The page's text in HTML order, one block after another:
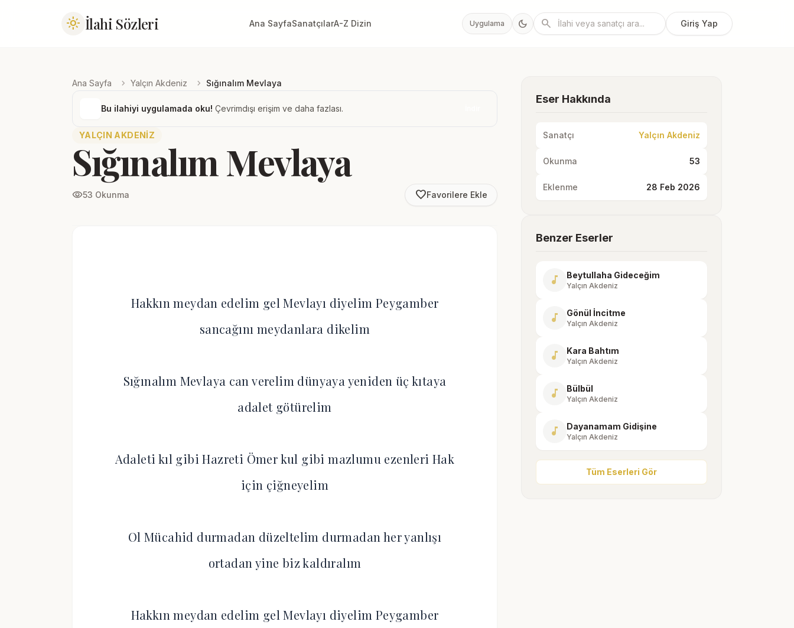
light_mode İlahi Sözleri Ana SayfaSanatçılarA-Z Dizin Uygulama dark_mode search Giriş Yap
Ana Sayfa chevron_right Yalçın Akdeniz chevron_right Sığınalım Mevlaya
Bu ilahiyi uygulamada oku! Çevrimdışı erişim ve daha fazlası.
YALÇIN AKDENIZ
Sığınalım Mevlaya
visibility53 Okunma favorite_borderFavorilere Ekle
Hakkın meydan edelim gel Mevlayı diyelim Peygamber
sancağını meydanlara dikelim
Sığınalım Mevlaya can verelim dünyaya yeniden üç kıtaya
adalet götürelim
Adaleti kıl gibi Hazreti Ömer kul gibi mazlumu ezenleri Hak
için çiğneyelim
Ol Mücahid durmadan düzeltelim durmadan her yanlışı
ortadan yine biz kaldıralım
Hakkın meydan edelim gel Mevlayı diyelim Peygamber
Eser Hakkında
Sanatçı Yalçın Akdeniz
Okunma 53
Eklenme 28 Feb 2026
Benzer Eserler
music_note Beytullaha Gideceğim
Yalçın Akdeniz
music_note Gönül İncitme
Yalçın Akdeniz
music_note Kara Bahtım
Yalçın Akdeniz
music_note Bülbül
Yalçın Akdeniz
music_note Dayanamam Gidişine
Yalçın Akdeniz
Tüm Eserleri Gör